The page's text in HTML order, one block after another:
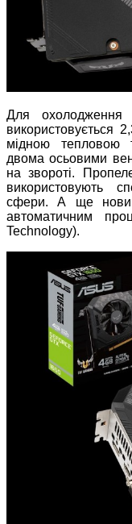
Для охолодження
використовується
мідною тепловою
двома осьовими
на звороті.
використовують
сфери. А ще
автоматичним
Technology).